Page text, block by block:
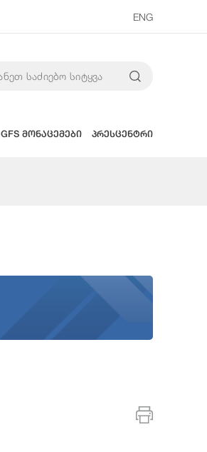
ENG
GFS მონაცემები პრესცენტრი